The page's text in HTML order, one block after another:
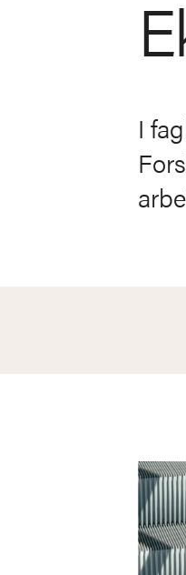
I